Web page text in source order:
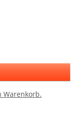
Warenkorb.